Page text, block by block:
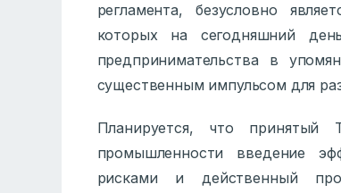
регламента, безусловно
которых на сегодняшний
предпринимательства в
существенным импульсом для
Планируется, что
промышленности введение
рисками и действенный